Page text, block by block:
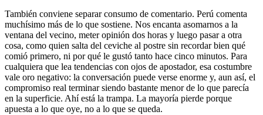
También conviene separar consumo de comentario. Perú comenta
muchísimo más de lo que sostiene. Nos encanta asomarnos a la
ventana del vecino, meter opinión dos horas y luego pasar a otra
cosa, como quien salta del ceviche al postre sin recordar bien qué
comió primero, ni por qué le gustó tanto hace cinco minutos. Para
cualquiera que lea tendencias con ojos de apostador, esa costumbre
vale oro negativo: la conversación puede verse enorme y, aun así, el
compromiso real terminar siendo bastante menor de lo que parecía
en la superficie. Ahí está la trampa. La mayoría pierde porque
apuesta a lo que oye, no a lo que se queda.